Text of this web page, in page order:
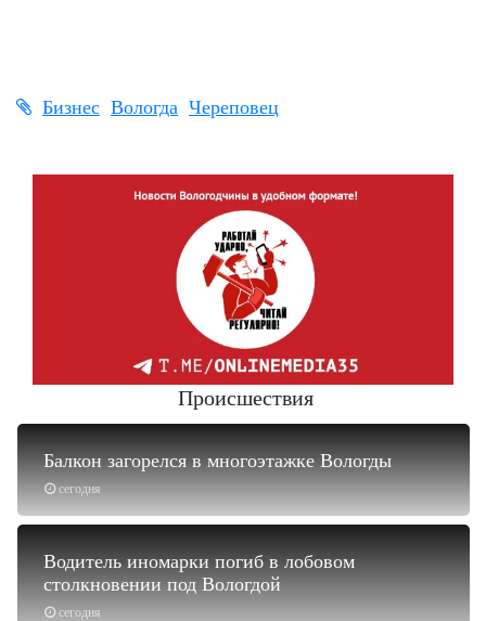
Бизнес Вологда Череповец
Происшествия
сегодня
Балкон загорелся в многоэтажке Вологды
сегодня
Водитель иномарки погиб в лобовом
столкновении под Вологдой